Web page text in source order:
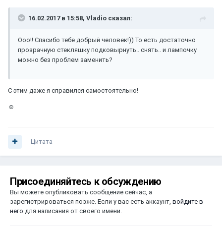
16.02.2017 в 15:58, Vladio сказал:
Ооо!! Спасибо тебе добрый человек!)) То есть достаточно
прозрачную стекляшку подковырнуть.. снять.. и лампочку
можно без проблем заменить?
С этим даже я справился самостоятельно!
☺
Цитата
Присоединяйтесь к обсуждению
Вы можете опубликовать сообщение сейчас, а
зарегистрироваться позже. Если у вас есть аккаунт, войдите в
него для написания от своего имени.